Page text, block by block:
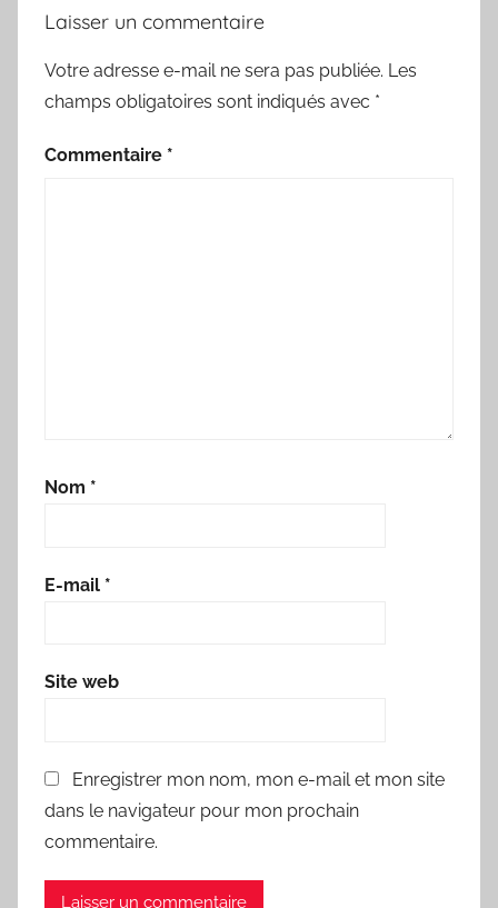
Laisser un commentaire
Votre adresse e-mail ne sera pas publiée. Les
champs obligatoires sont indiqués avec *
Commentaire *
Nom *
E-mail *
Site web
Enregistrer mon nom, mon e-mail et mon site
dans le navigateur pour mon prochain
commentaire.